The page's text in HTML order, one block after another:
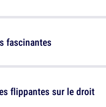
flippantes sur le droit
fascinantes